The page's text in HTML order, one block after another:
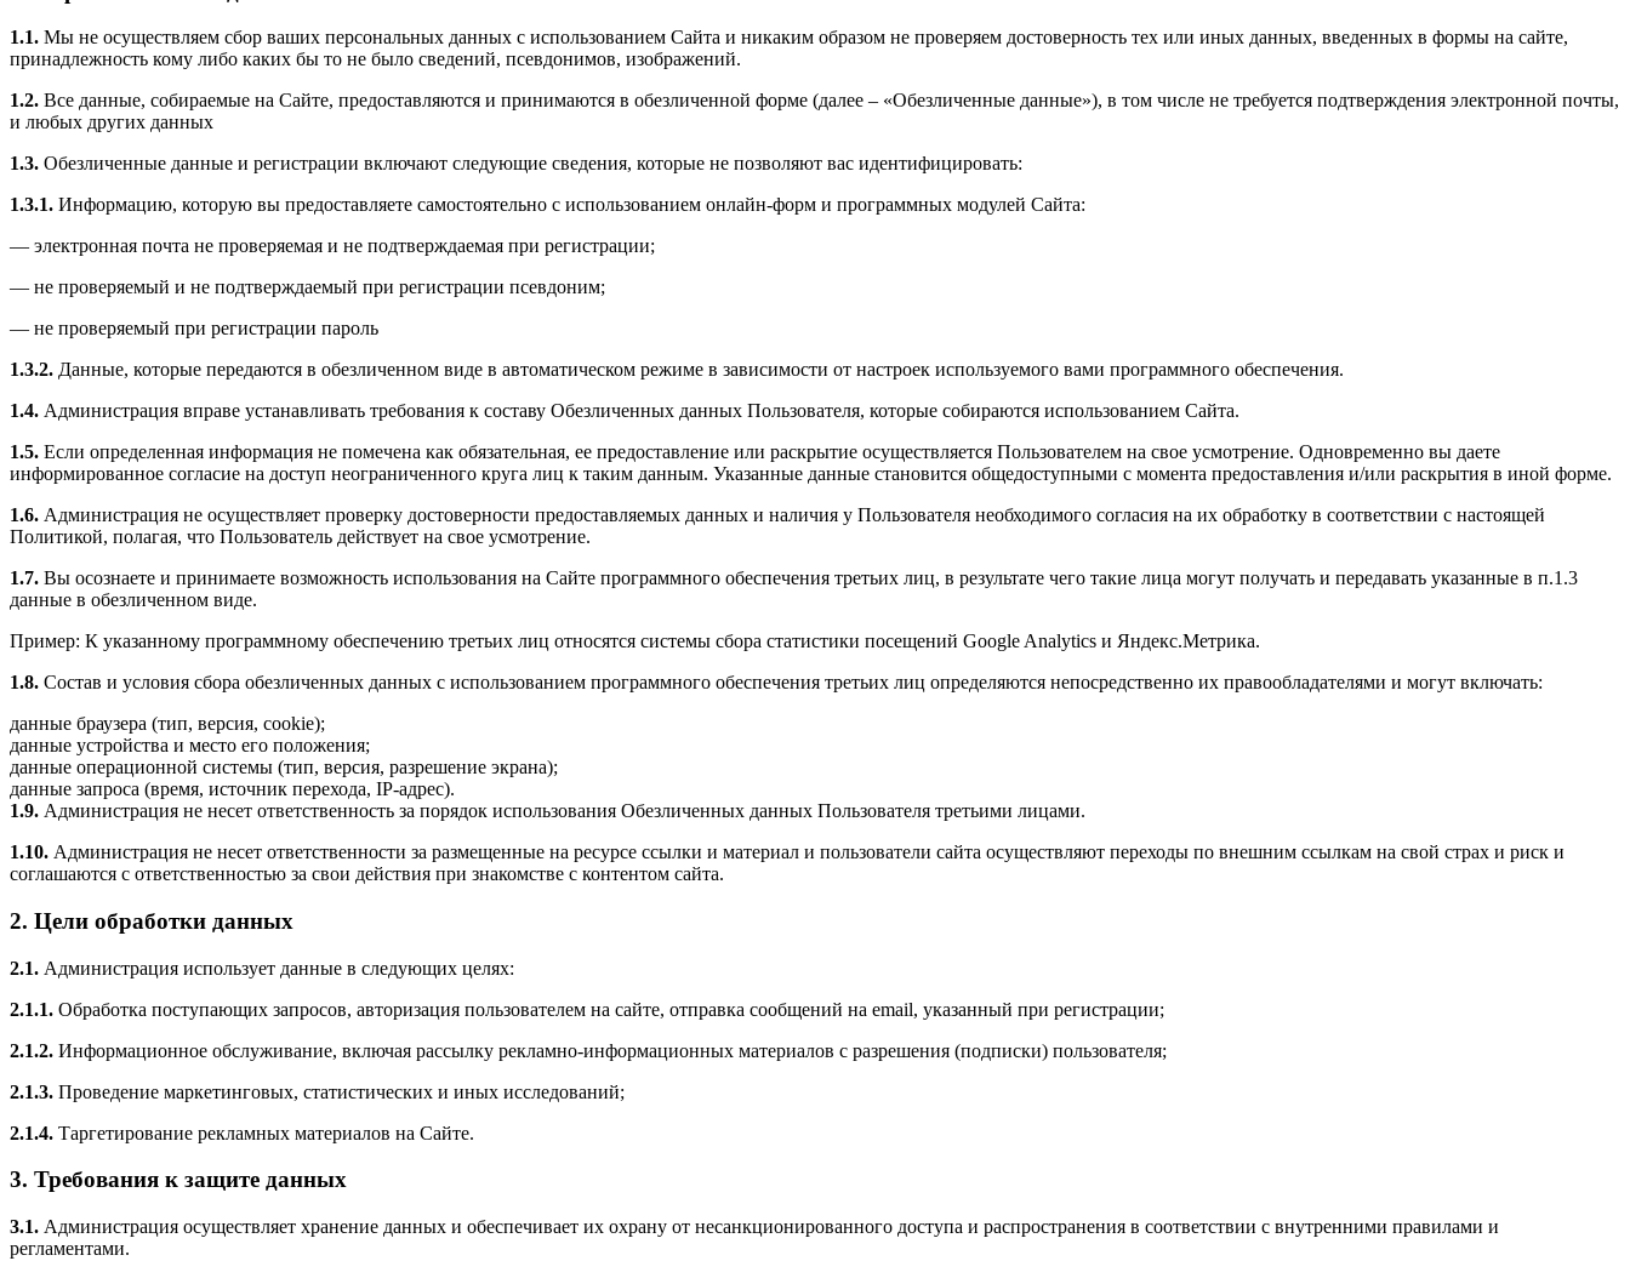
1.1. Мы не осуществляем сбор ваших персональных данных с использованием Сайта и никаким образом не проверяем достоверность тех или иных данных, введенных в формы на сайте,
принадлежность кому либо каких бы то не было сведений, псевдонимов, изображений.
1.2. Все данные, собираемые на Сайте, предоставляются и принимаются в обезличенной форме (далее – «Обезличенные данные»), в том числе не требуется подтверждения электронной почты,
и любых других данных
1.3. Обезличенные данные и регистрации включают следующие сведения, которые не позволяют вас идентифицировать:
1.3.1. Информацию, которую вы предоставляете самостоятельно с использованием онлайн-форм и программных модулей Сайта:
— электронная почта не проверяемая и не подтверждаемая при регистрации;
— не проверяемый и не подтверждаемый при регистрации псевдоним;
— не проверяемый при регистрации пароль
1.3.2. Данные, которые передаются в обезличенном виде в автоматическом режиме в зависимости от настроек используемого вами программного обеспечения.
1.4. Администрация вправе устанавливать требования к составу Обезличенных данных Пользователя, которые собираются использованием Сайта.
1.5. Если определенная информация не помечена как обязательная, ее предоставление или раскрытие осуществляется Пользователем на свое усмотрение. Одновременно вы даете
информированное согласие на доступ неограниченного круга лиц к таким данным. Указанные данные становится общедоступными с момента предоставления и/или раскрытия в иной форме.
1.6. Администрация не осуществляет проверку достоверности предоставляемых данных и наличия у Пользователя необходимого согласия на их обработку в соответствии с настоящей
Политикой, полагая, что Пользователь действует на свое усмотрение.
1.7. Вы осознаете и принимаете возможность использования на Сайте программного обеспечения третьих лиц, в результате чего такие лица могут получать и передавать указанные в п.1.3
данные в обезличенном виде.
Пример: К указанному программному обеспечению третьих лиц относятся системы сбора статистики посещений Google Analytics и Яндекс.Метрика.
1.8. Состав и условия сбора обезличенных данных с использованием программного обеспечения третьих лиц определяются непосредственно их правообладателями и могут включать:
данные браузера (тип, версия, cookie);
данные устройства и место его положения;
данные операционной системы (тип, версия, разрешение экрана);
данные запроса (время, источник перехода, IP-адрес).
1.9. Администрация не несет ответственность за порядок использования Обезличенных данных Пользователя третьими лицами.
1.10. Администрация не несет ответственности за размещенные на ресурсе ссылки и материал и пользователи сайта осуществляют переходы по внешним ссылкам на свой страх и риск и
соглашаются с ответственностью за свои действия при знакомстве с контентом сайта.
2. Цели обработки данных
2.1. Администрация использует данные в следующих целях:
2.1.1. Обработка поступающих запросов, авторизация пользователем на сайте, отправка сообщений на email, указанный при регистрации;
2.1.2. Информационное обслуживание, включая рассылку рекламно-информационных материалов с разрешения (подписки) пользователя;
2.1.3. Проведение маркетинговых, статистических и иных исследований;
2.1.4. Таргетирование рекламных материалов на Сайте.
3. Требования к защите данных
3.1. Администрация осуществляет хранение данных и обеспечивает их охрану от несанкционированного доступа и распространения в соответствии с внутренними правилами и
регламентами.